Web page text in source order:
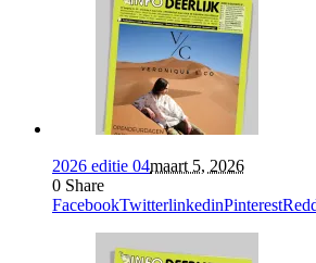
2026 editie 04maart 5, 2026
0 Share
FacebookTwitterlinkedinPinterest